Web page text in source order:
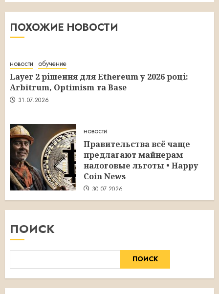
ПОХОЖИЕ НОВОСТИ
новости обучение
Layer 2 рішення для Ethereum у 2026 році:
Arbitrum, Optimism та Base
31.07.2026
новости
Правительства всё чаще
предлагают майнерам
налоговые льготы • Happy
Coin News
30.07.2026
ПОИСК
ПОИСК